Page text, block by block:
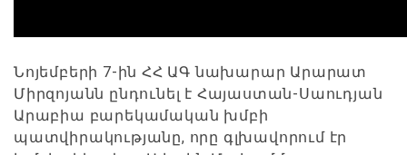
Նոյեմբերի 7-ին ՀՀ ԱԳ նախարար Արարատ
Միրզոյանն ընդունել է Հայաստան-Սաուդյան
Արաբիա բարեկամական խմբի
պատվիրակությանը, որը գլխավորում էր